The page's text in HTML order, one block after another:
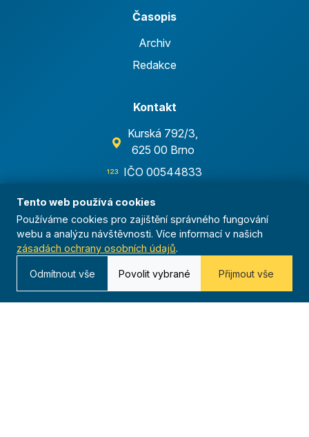
Časopis
Archiv
Redakce
Kontakt
Kurská 792/3,
625 00 Brno
IČO 00544833
Kontaktujte nás
Tento web používá cookies
Používáme cookies pro zajištění správného fungování
webu a analýzu návštěvnosti. Více informací v našich
zásadách ochrany osobních údajů.
Odmítnout vše Povolit vybrané Přijmout vše